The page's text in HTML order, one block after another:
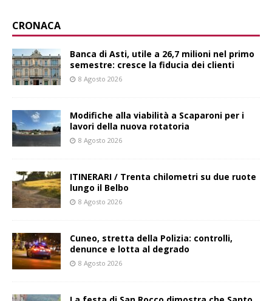
CRONACA
Banca di Asti, utile a 26,7 milioni nel primo
semestre: cresce la fiducia dei clienti
8 Agosto 2026
Modifiche alla viabilità a Scaparoni per i
lavori della nuova rotatoria
8 Agosto 2026
ITINERARI / Trenta chilometri su due ruote
lungo il Belbo
8 Agosto 2026
Cuneo, stretta della Polizia: controlli,
denunce e lotta al degrado
8 Agosto 2026